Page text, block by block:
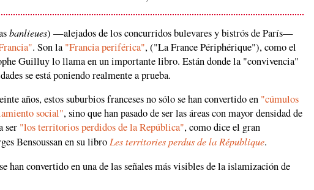
banlieues) —alejados de los concurridos bulevares y bistrós de París—
. Son la "Francia periférica", ("La France Périphérique"), como el
Guilluy lo llama en un importante libro. Están donde la "convivencia"
se está poniendo realmente a prueba.
años, estos suburbios franceses no sólo se han convertido en "cúmulos
social", sino que han pasado de ser las áreas con mayor densidad de
ser "los territorios perdidos de la República", como dice el gran
Bensoussan en su libro Les territories perdus de la République.
han convertido en una de las señales más visibles de la islamización de